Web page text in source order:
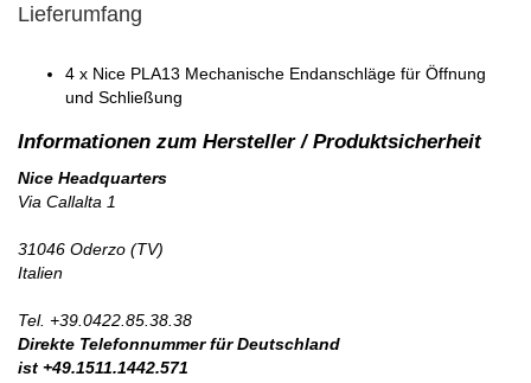
Lieferumfang
4 x Nice PLA13 Mechanische Endanschläge für Öffnung
und Schließung
Nice Headquarters
Via Callalta 1
31046 Oderzo (TV)
Italien
Tel. +39.0422.85.38.38
Direkte Telefonnummer für Deutschland
ist +49.1511.1442.571